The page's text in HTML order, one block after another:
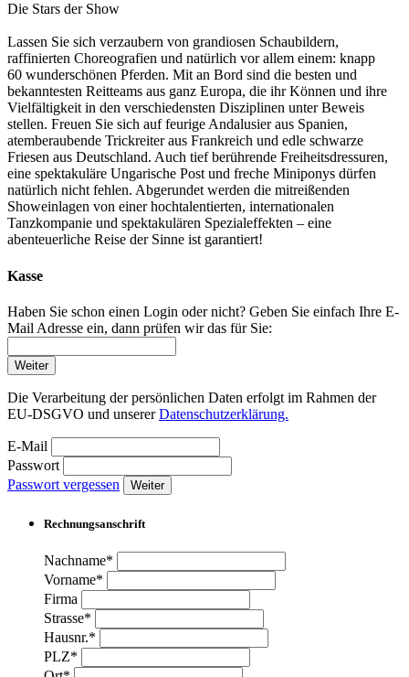
Die Stars der Show
Lassen Sie sich verzaubern von grandiosen Schaubildern,
raffinierten Choreografien und natürlich vor allem einem: knapp
60 wunderschönen Pferden. Mit an Bord sind die besten und
bekanntesten Reitteams aus ganz Europa, die ihr Können und ihre
Vielfältigkeit in den verschiedensten Disziplinen unter Beweis
stellen. Freuen Sie sich auf feurige Andalusier aus Spanien,
atemberaubende Trickreiter aus Frankreich und edle schwarze
Friesen aus Deutschland. Auch tief berührende Freiheitsdressuren,
eine spektakuläre Ungarische Post und freche Miniponys dürfen
natürlich nicht fehlen. Abgerundet werden die mitreißenden
Showeinlagen von einer hochtalentierten, internationalen
Tanzkompanie und spektakulären Spezialeffekten – eine
abenteuerliche Reise der Sinne ist garantiert!
Kasse
Haben Sie schon einen Login oder nicht? Geben Sie einfach Ihre E-
Mail Adresse ein, dann prüfen wir das für Sie:
Weiter
Die Verarbeitung der persönlichen Daten erfolgt im Rahmen der
EU-DSGVO und unsererDatenschutzerklärung.
E-Mail
Passwort
Passwort vergessen
Weiter
Rechnungsanschrift
Nachname*
Vorname*
Firma
Strasse*
Hausnr.*
PLZ*